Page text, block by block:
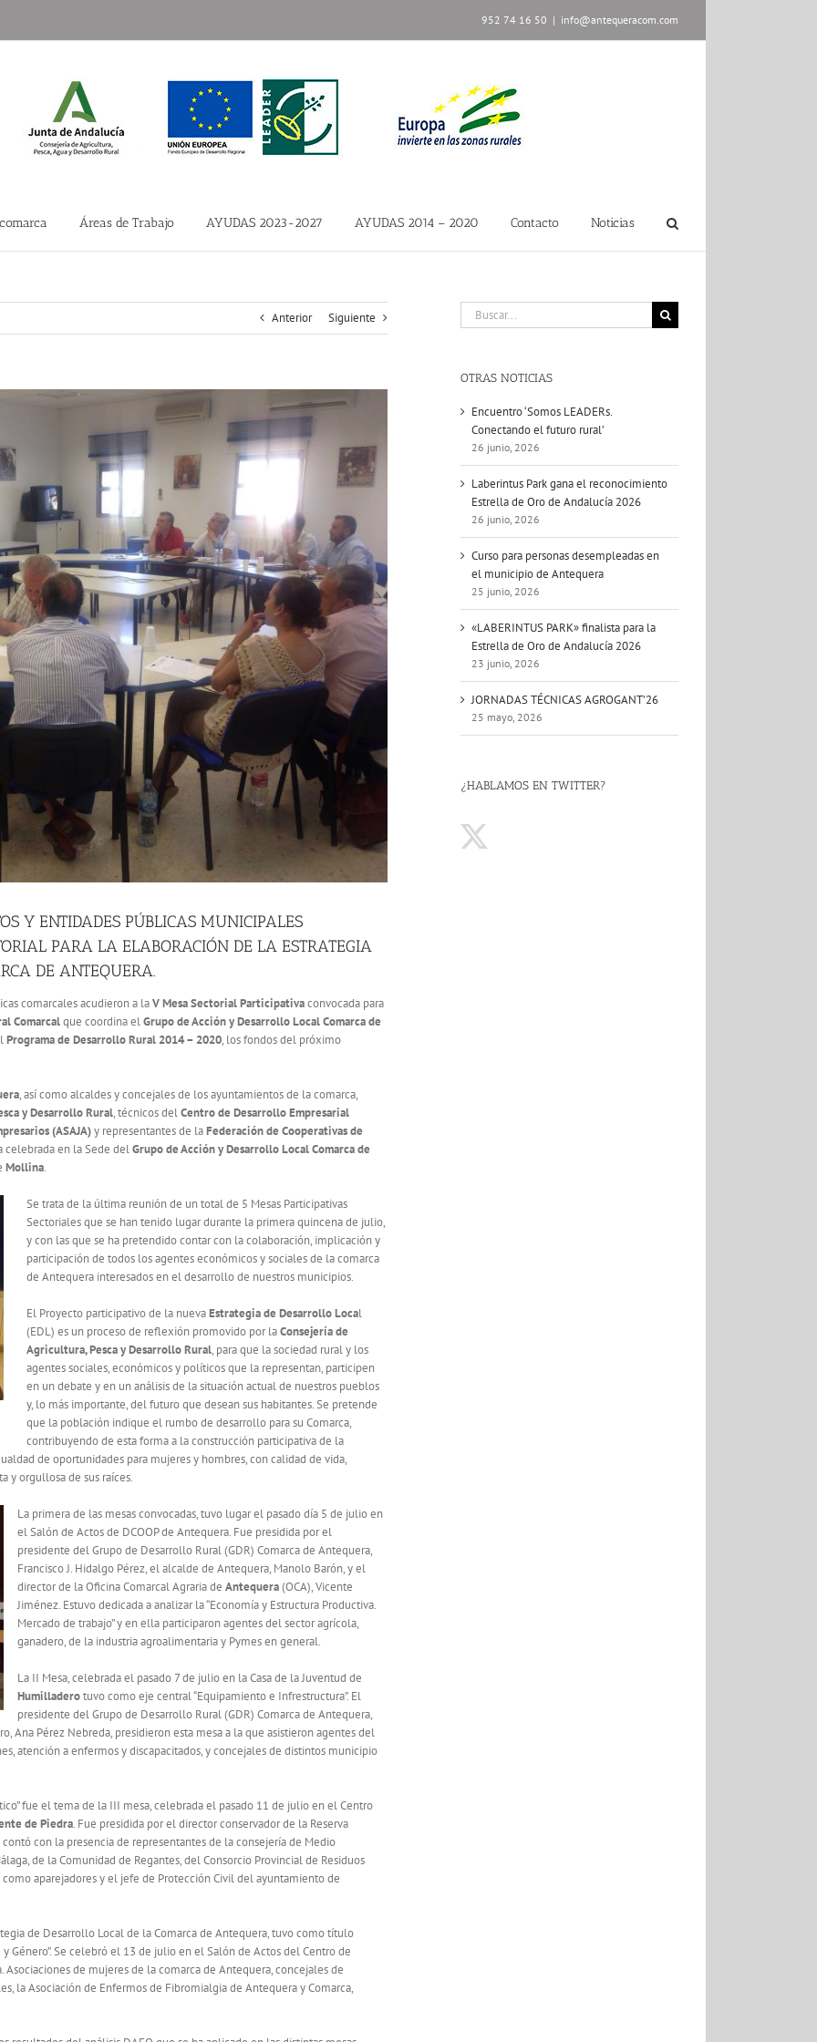
952 74 16 50 | info@antequeracom.com
Áreas de Trabajo AYUDAS 2023-2027 AYUDAS 2014 – 2020 Contacto Noticias
Anterior Siguiente
Y ENTIDADES PÚBLICAS MUNICIPALES
PARA LA ELABORACIÓN DE LA ESTRATEGIA
DE ANTEQUERA.
comarcales acudieron a laV Mesa Sectorial Participativaconvocada para
Comarcalque coordina elGrupo de Acción y Desarrollo Local Comarca de
Programa de Desarrollo Rural 2014 – 2020, los fondos del próximo
, así como alcaldes y concejales de los ayuntamientos de la comarca,
y Desarrollo Rural, técnicos delCentro de Desarrollo Empresarial
(ASAJA)y representantes de laFederación de Cooperativas de
celebrada en la Sede delGrupo de Acción y Desarrollo Local Comarca de
Mollina.
Se trata de la última reunión de un total de 5 Mesas Participativas
Sectoriales que se han tenido lugar durante la primera quincena de julio,
y con las que se ha pretendido contar con la colaboración, implicación y
participación de todos los agentes económicos y sociales de la comarca
de Antequera interesados en el desarrollo de nuestros municipios.
El Proyecto participativo de la nuevaEstrategia de Desarrollo Local
(EDL) es un proceso de reflexión promovido por laConsejería de
Agricultura, Pesca y Desarrollo Rural, para que la sociedad rural y los
agentes sociales, económicos y políticos que la representan, participen
en un debate y en un análisis de la situación actual de nuestros pueblos
y, lo más importante, del futuro que desean sus habitantes. Se pretende
que la población indique el rumbo de desarrollo para su Comarca,
contribuyendo de esta forma a la construcción participativa de la
de oportunidades para mujeres y hombres, con calidad de vida,
y orgullosa de sus raíces.
La primera de las mesas convocadas, tuvo lugar el pasado día 5 de julio en
el Salón de Actos de DCOOP de Antequera. Fue presidida por el
presidente del Grupo de Desarrollo Rural (GDR) Comarca de Antequera,
Francisco J. Hidalgo Pérez, el alcalde de Antequera, Manolo Barón, y el
director de la Oficina Comarcal Agraria de Antequera(OCA), Vicente
Jiménez. Estuvo dedicada a analizar la “Economía y Estructura Productiva.
Mercado de trabajo” y en ella participaron agentes del sector agrícola,
ganadero, de la industria agroalimentaria y Pymes en general.
La II Mesa, celebrada el pasado 7 de julio en la Casa de la Juventud de
Humilladerotuvo como eje central “Equipamiento e Infrestructura”. El
presidente del Grupo de Desarrollo Rural (GDR) Comarca de Antequera,
Ana Pérez Nebreda, presidieron esta mesa a la que asistieron agentes del
atención a enfermos y discapacitados, y concejales de distintos municipio
fue el tema de la III mesa, celebrada el pasado 11 de julio en el Centro
de Piedra. Fue presidida por el director conservador de la Reserva
con la presencia de representantes de la consejería de Medio
de la Comunidad de Regantes, del Consorcio Provincial de Residuos
aparejadores y el jefe de Protección Civil del ayuntamiento de
de Desarrollo Local de la Comarca de Antequera, tuvo como título
Género”. Se celebró el 13 de julio en el Salón de Actos del Centro de
Asociaciones de mujeres de la comarca de Antequera, concejales de
la Asociación de Enfermos de Fibromialgia de Antequera y Comarca,
Buscar:
OTRAS NOTICIAS
Encuentro ‘Somos LEADERs.
Conectando el futuro rural’
26 junio, 2026
Laberintus Park gana el reconocimiento
Estrella de Oro de Andalucía 2026
26 junio, 2026
Curso para personas desempleadas en
el municipio de Antequera
25 junio, 2026
«LABERINTUS PARK» finalista para la
Estrella de Oro de Andalucía 2026
23 junio, 2026
JORNADAS TÉCNICAS AGROGANT’26
25 mayo, 2026
¿HABLAMOS EN TWITTER?